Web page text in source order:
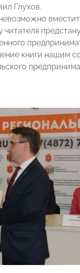
Глухов.
книги нашим